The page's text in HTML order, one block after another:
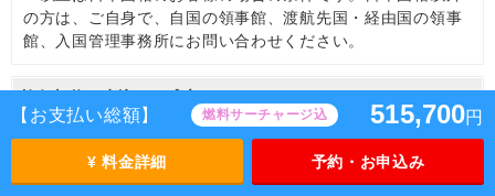
【お支払い総額】 燃料サーチャージ込 515,700円
¥ 料金詳細 予約・お申込み
の方は、ご自身で、自国の領事館、渡航先国・経由国の領事
館、入国管理事務所にお問い合わせください。
(1)旅行契約は当社（受託営業所を含む）にて当社所定の旅行
申込書に必要事項を記入のうえ、 おひとり様につき申込
金（原則旅行代金の20％相当額）を添えて申込みくださ